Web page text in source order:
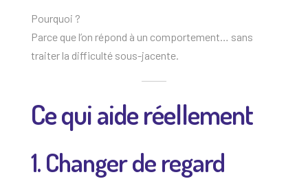
Pourquoi ?
Parce que l’on répond à un comportement… sans
traiter la difficulté sous-jacente.
Ce qui aide réellement
1. Changer de regard